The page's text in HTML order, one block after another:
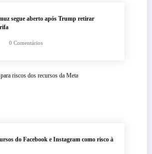
segue aberto após Trump retirar
0 Comentários
do Facebook e Instagram como risco à